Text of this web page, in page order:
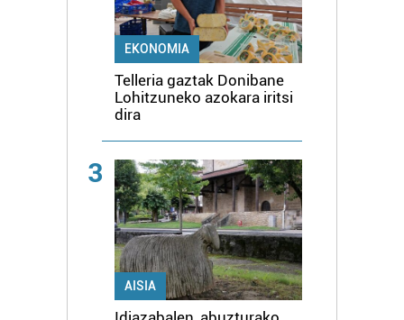
EKONOMIA
Telleria gaztak Donibane
Lohitzuneko azokara iritsi
dira
3
AISIA